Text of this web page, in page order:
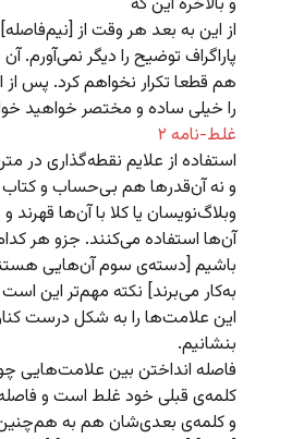
از این به بعد هر وقت از
پاراگراف توضیح را دیگر نمی‌آورم.
هم قطعا تکرار نخواهم کرد. پس از
را خیلی ساده و مختصر خواهید
غلط-نامه ۲
استفاده از علایم نقطه‌گذاری
و نه آن‌قدرها هم بی‌حساب و
وبلاگ‌نویسان یا کلا با آن‌ها قهرند و
آن‌ها استفاده می‌کنند. جزو هر
باشیم [دسته‌ی سوم آن‌هایی
به‌کار می‌برند] نکته‌ مهم‌تر این
این علامت‌ها را به شکل درست
بنشانیم.
فاصله انداختن بین علامت‌هایی
کلمه‌ی قبلی خود غلط است و
و کلمه‌ی بعدی‌شان هم به